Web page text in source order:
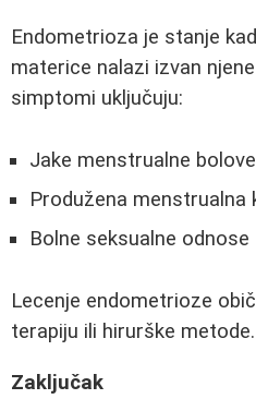
Endometrioza je stanje
materice nalazi izvan
simptomi uključuju:
Jake menstrualne bolove
Produžena menstrualna
Bolne seksualne odnose
Lecenje endometrioze
terapiju ili hirurške metode.
Zaključak